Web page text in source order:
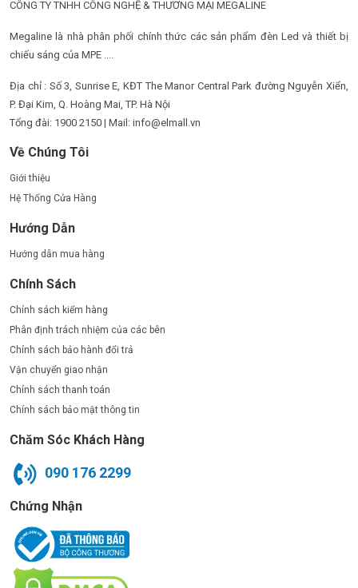
CÔNG TY TNHH CÔNG NGHỆ & THƯƠNG MẠI MEGALINE
Megaline là nhà phân phối chính thức các sản phẩm đèn Led và thiết bị
chiếu sáng của MPE ....
Địa chỉ : Số 3, Sunrise E, KĐT The Manor Central Park đường Nguyễn Xiển,
P. Đại Kim, Q. Hoàng Mai, TP. Hà Nội
Tổng đài: 1900 2150 | Mail: info@elmall.vn
Về Chúng Tôi
Giới thiệu
Hệ Thống Cửa Hàng
Hướng Dẫn
Hướng dẫn mua hàng
Chính Sách
Chính sách kiểm hàng
Phân định trách nhiệm của các bên
Chính sách bảo hành đổi trả
Vận chuyển giao nhận
Chính sách thanh toán
Chính sách bảo mật thông tin
Chăm Sóc Khách Hàng
090 176 2299
Chứng Nhận